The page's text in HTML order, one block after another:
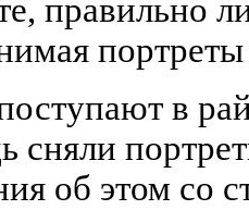
правильно
в
сняли
об этом со